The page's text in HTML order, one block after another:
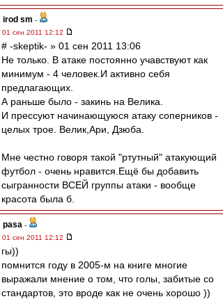
irod sm -
01 сен 2011 12:12
# -skeptik- » 01 сен 2011 13:06
Не только. В атаке постоянно учавствуют как
минимум - 4 человек.И активно себя
предлагающих.
А раньше было - закинь на Велика.
И прессуют начинающуюся атаку соперников -
целых трое. Велик,Ари, Дзюба.
Мне честно говоря такой "ртутный" атакующий
футбол - очень нравится.Ещё бы добавить
сыгранности ВСЕЙ группы атаки - вообще
красота была б.
pasa -
01 сен 2011 12:12
гы))
помнится году в 2005-м на книге многие
выражали мнение о том, что голы, забитые со
стандартов, это вроде как не очень хорошо ))